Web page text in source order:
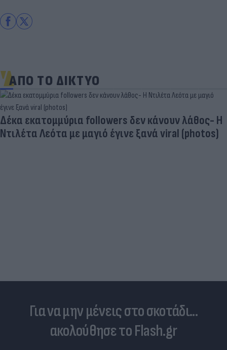
ΑΠΟ ΤΟ ΔΙΚΤΥΟ
Για να μην μένεις στο σκοτάδι...
ακολούθησε το Flash.gr